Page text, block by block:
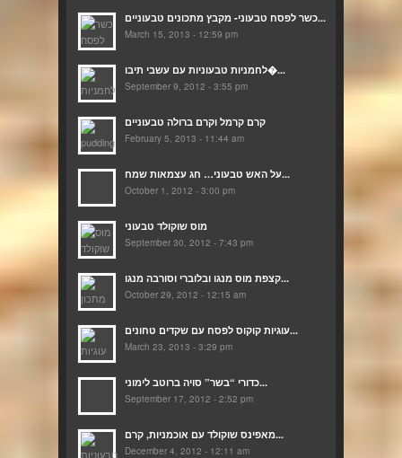
כשר לפסח טבעוני- מקבץ מתכונים טבעוניים...
March 15, 2013 - 12:59 pm
לחמניות טבעוניות עם עשבי תיבו�...
September 9, 2012 - 3:55 pm
קרם קרמל וקרם ברולה טבעוניים
February 5, 2013 - 11:44 am
על האש טבעוני… חג עצמאות שמח...
October 1, 2012 - 3:00 pm
מוס שוקולד טבעוני
September 30, 2012 - 7:43 pm
קצפת מוס מנגו ובלוברי וסורבה מנגו...
October 29, 2012 - 12:15 am
עוגיות קוקוס לפסח עם שקדים טחונים...
March 23, 2013 - 3:29 pm
כדורי “בשר” סויה ברוטב לימוני...
September 17, 2012 - 2:52 pm
מאפינס שוקולד עם אוכמניות, קרם...
December 4, 2012 - 12:11 am